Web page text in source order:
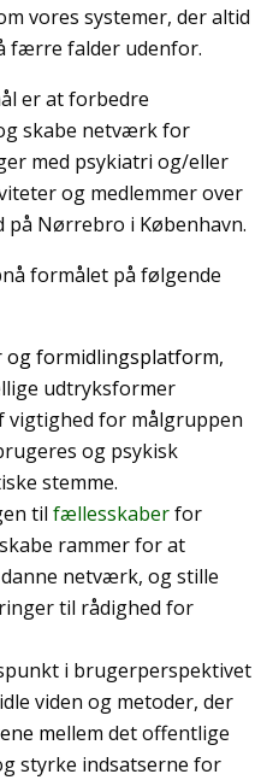
vores systemer, der altid
færre falder udenfor.
er at forbedre
skabe netværk for
med psykiatri og/eller
og medlemmer over
på Nørrebro i København.
formålet på følgende
og formidlingsplatform,
udtryksformer
vigtighed for målgruppen
og psykisk
stemme.
til fællesskaberfor
rammer for at
netværk, og stille
til rådighed for
i brugerperspektivet
viden og metoder, der
mellem det offentlige
styrke indsatserne for